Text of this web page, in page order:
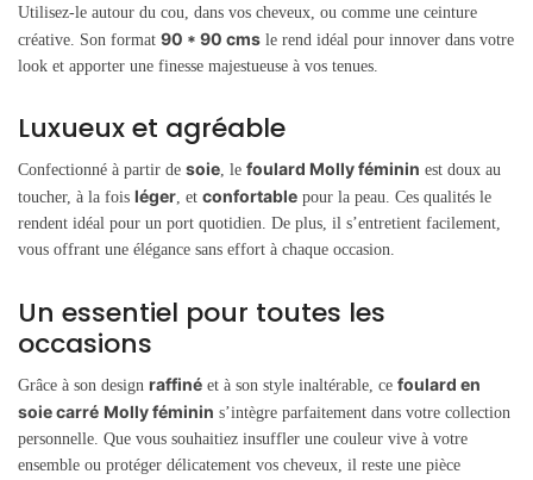
Utilisez-le autour du cou, dans vos cheveux, ou comme une ceinture
créative. Son format 90 * 90 cms le rend idéal pour innover dans votre
look et apporter une finesse majestueuse à vos tenues.
Luxueux et agréable
Confectionné à partir de soie, le foulard Molly féminin est doux au
toucher, à la fois léger, et confortable pour la peau. Ces qualités le
rendent idéal pour un port quotidien. De plus, il s’entretient facilement,
vous offrant une élégance sans effort à chaque occasion.
Un essentiel pour toutes les
occasions
Grâce à son design raffiné et à son style inaltérable, ce foulard en
soie carré Molly féminin s’intègre parfaitement dans votre collection
personnelle. Que vous souhaitiez insuffler une couleur vive à votre
ensemble ou protéger délicatement vos cheveux, il reste une pièce